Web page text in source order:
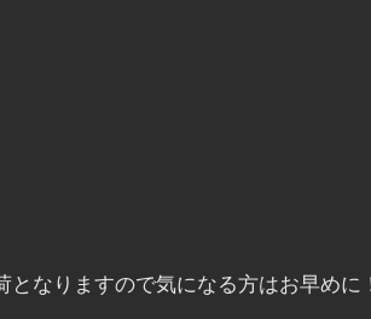
となりますので気になる方はお早めに